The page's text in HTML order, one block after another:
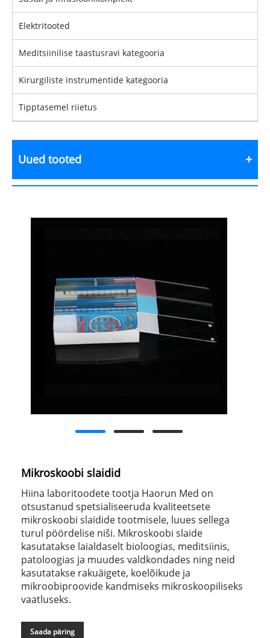
Elektritooted
Meditsiinilise taastusravi kategooria
Kirurgiliste instrumentide kategooria
Tipptasemel riietus
Uued tooted
Mikroskoobi slaidid
Hiina laboritoodete tootja Haorun Med on
otsustanud spetsialiseeruda kvaliteetsete
mikroskoobi slaidide tootmisele, luues sellega
turul pöördelise niši. Mikroskoobi slaide
kasutatakse laialdaselt bioloogias, meditsiinis,
patoloogias ja muudes valdkondades ning neid
kasutatakse rakuäigete, koelõikude ja
mikroobiproovide kandmiseks mikroskoopiliseks
vaatluseks.
Saada päring